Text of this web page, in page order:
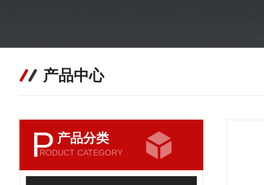
产品中心
P 产品分类
RODUCT CATEGORY